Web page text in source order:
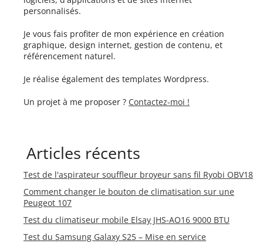
personnalisés.
Je vous fais profiter de mon expérience en création
graphique, design internet, gestion de contenu, et
référencement naturel.
Je réalise également des templates Wordpress.
Un projet à me proposer ? Contactez-moi !
Articles récents
Test de l'aspirateur souffleur broyeur sans fil Ryobi OBV18
Comment changer le bouton de climatisation sur une
Peugeot 107
Test du climatiseur mobile Elsay JHS-AO16 9000 BTU
Test du Samsung Galaxy S25 – Mise en service